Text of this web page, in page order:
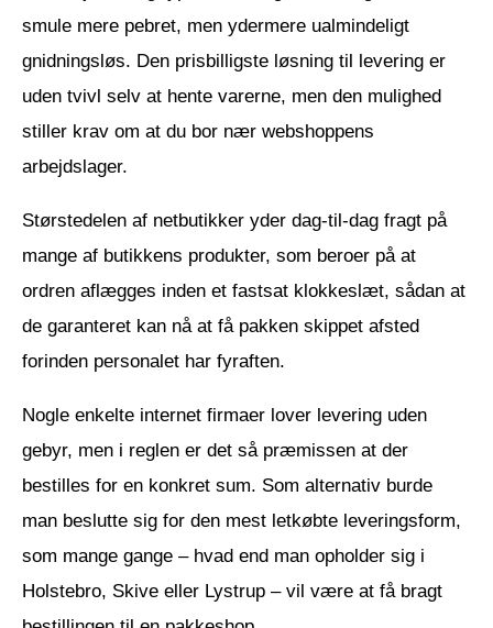
smule mere pebret, men ydermere ualmindeligt
gnidningsløs. Den prisbilligste løsning til levering er
uden tvivl selv at hente varerne, men den mulighed
stiller krav om at du bor nær webshoppens
arbejdslager.
Størstedelen af netbutikker yder dag-til-dag fragt på
mange af butikkens produkter, som beroer på at
ordren aflægges inden et fastsat klokkeslæt, sådan at
de garanteret kan nå at få pakken skippet afsted
forinden personalet har fyraften.
Nogle enkelte internet firmaer lover levering uden
gebyr, men i reglen er det så præmissen at der
bestilles for en konkret sum. Som alternativ burde
man beslutte sig for den mest letkøbte leveringsform,
som mange gange – hvad end man opholder sig i
Holstebro, Skive eller Lystrup – vil være at få bragt